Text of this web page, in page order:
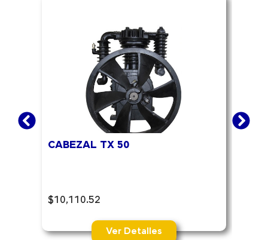
CABEZAL TX 50
$10,110.52
Ver Detalles